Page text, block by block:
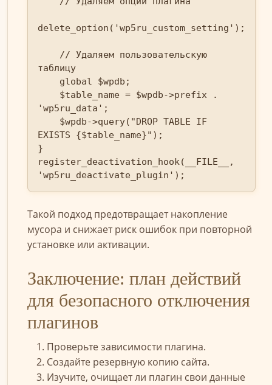
delete_option('wp5ru_custom_setting');
таблицу
'wp5ru_data';
EXISTS {$table_name}");
}
register_deactivation_hook(__FILE__,
'wp5ru_deactivate_plugin');
Такой подход предотвращает накопление
мусора и снижает риск ошибок при повторной
установке или активации.
Заключение: план действий
для безопасного отключения
плагинов
Проверьте зависимости плагина.
Создайте резервную копию сайта.
Изучите, очищает ли плагин свои данные